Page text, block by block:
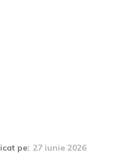
pe: 27 iunie 2026